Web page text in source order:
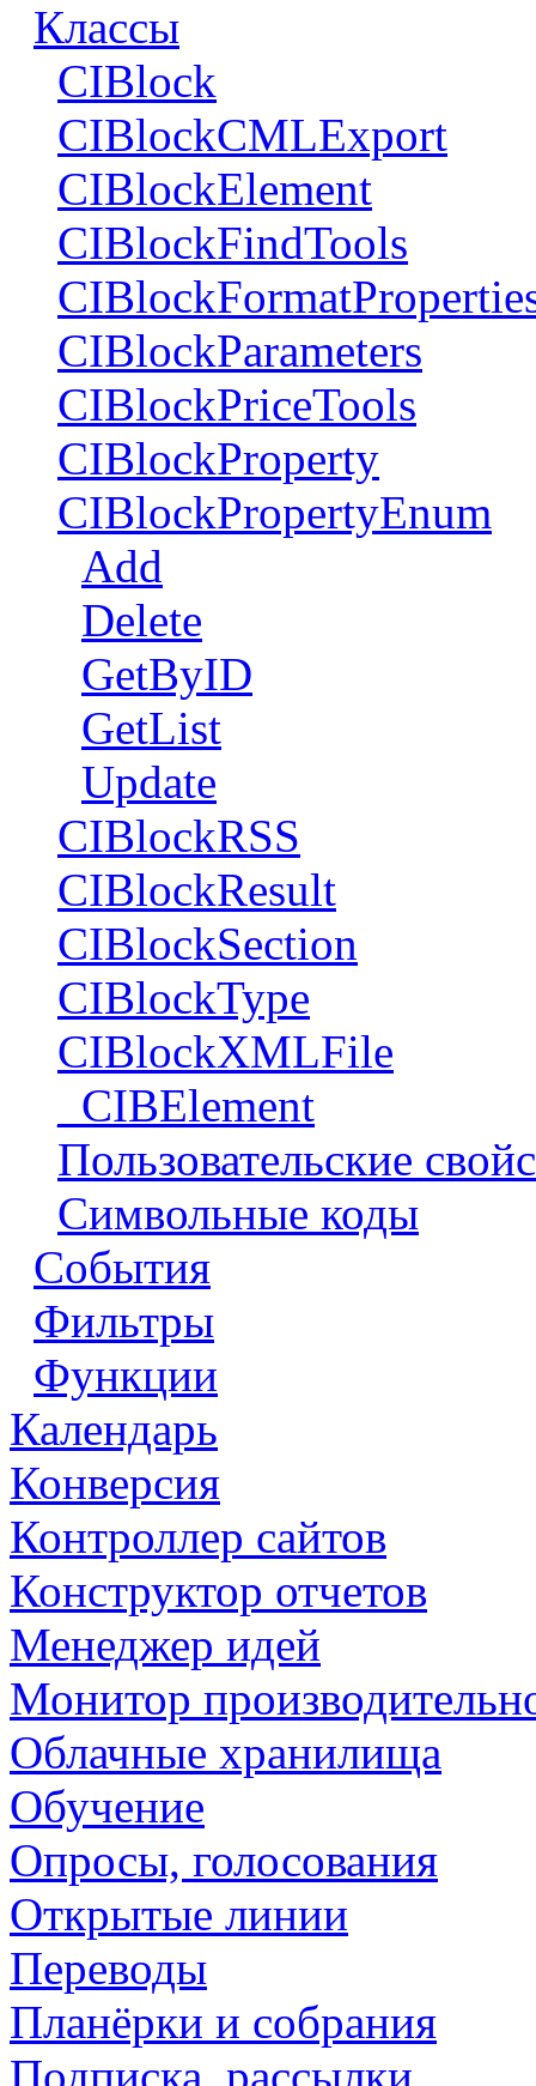
Классы
CIBlock
CIBlockCMLExport
CIBlockElement
CIBlockFindTools
CIBlockParameters
CIBlockPriceTools
CIBlockProperty
CIBlockPropertyEnum
Add
Delete
GetByID
GetList
Update
CIBlockRSS
CIBlockResult
CIBlockSection
CIBlockType
CIBlockXMLFile
_CIBElement
Пользовательские
Символьные коды
События
Фильтры
Функции
Календарь
Конверсия
Контроллер сайтов
Конструктор отчетов
Менеджер идей
Монитор
Облачные хранилища
Обучение
Опросы, голосования
Открытые линии
Переводы
Планёрки и собрания